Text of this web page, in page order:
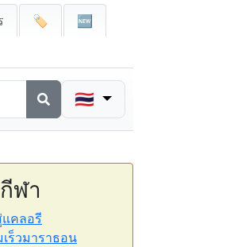
🏷️
🆕
🇹🇭
ฬา
คลอรี
ร็วมาราธอน